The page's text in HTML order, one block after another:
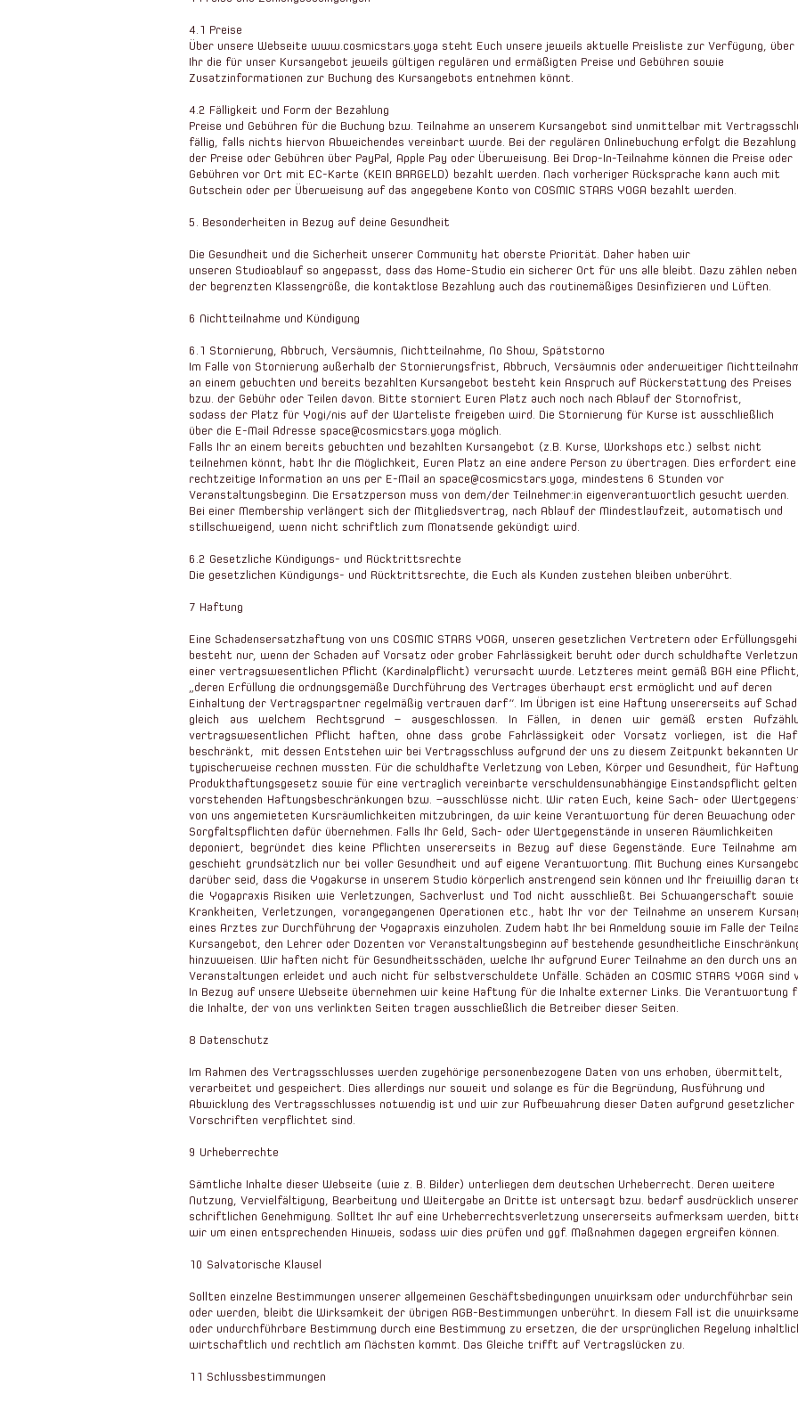
4.1 Preise
Über unsere Webseite www.cosmicstars.yoga steht Euch unsere jeweils aktuelle Preisliste zur Verfügung, über
Ihr die für unser Kursangebot jeweils gültigen regulären und ermäßigten Preise und Gebühren sowie
Zusatzinformationen zur Buchung des Kursangebots entnehmen könnt.
4.2 Fälligkeit und Form der Bezahlung
Preise und Gebühren für die Buchung bzw. Teilnahme an unserem Kursangebot sind unmittelbar mit
fällig, falls nichts hiervon Abweichendes vereinbart wurde. Bei der regulären Onlinebuchung erfolgt die Bezahlung
der Preise oder Gebühren über PayPal, Apple Pay oder Überweisung. Bei Drop-In-Teilnahme können die Preise oder
Gebühren vor Ort mit EC-Karte (KEIN BARGELD) bezahlt werden. Nach vorheriger Rücksprache kann auch mit
Gutschein oder per Überweisung auf das angegebene Konto von COSMIC STARS YOGA bezahlt werden.
5. Besonderheiten in Bezug auf deine Gesundheit
Die Gesundheit und die Sicherheit unserer Community hat oberste Priorität. Daher haben wir
unseren Studioablauf so angepasst, dass das Home-Studio ein sicherer Ort für uns alle bleibt. Dazu zählen neben
der begrenzten Klassengröße, die kontaktlose Bezahlung auch das routinemäßiges Desinfizieren und Lüften.
6 Nichtteilnahme und Kündigung
6.1 Stornierung, Abbruch, Versäumnis, Nichtteilnahme, No Show, Spätstorno
Im Falle von Stornierung außerhalb der Stornierungsfrist, Abbruch, Versäumnis oder anderweitiger
an einem gebuchten und bereits bezahlten Kursangebot besteht kein Anspruch auf Rückerstattung des Preises
bzw. der Gebühr oder Teilen davon. Bitte storniert Euren Platz auch noch nach Ablauf der Stornofrist,
sodass der Platz für Yogi/nis auf der Warteliste freigeben wird. Die Stornierung für Kurse ist ausschließlich
über die E-Mail Adresse space@cosmicstars.yoga möglich.
Falls Ihr an einem bereits gebuchten und bezahlten Kursangebot (z.B. Kurse, Workshops etc.) selbst nicht
teilnehmen könnt, habt Ihr die Möglichkeit, Euren Platz an eine andere Person zu übertragen. Dies erfordert eine
rechtzeitige Information an uns per E-Mail an space@cosmicstars.yoga, mindestens 6 Stunden vor
Veranstaltungsbeginn. Die Ersatzperson muss von dem/der Teilnehmer:in eigenverantwortlich gesucht werden.
Bei einer Membership verlängert sich der Mitgliedsvertrag, nach Ablauf der Mindestlaufzeit, automatisch und
stillschweigend, wenn nicht schriftlich zum Monatsende gekündigt wird.
6.2 Gesetzliche Kündigungs- und Rücktrittsrechte
Die gesetzlichen Kündigungs- und Rücktrittsrechte, die Euch als Kunden zustehen bleiben unberührt.
7 Haftung
Eine Schadensersatzhaftung von uns COSMIC STARS YOGA, unseren gesetzlichen Vertretern oder
besteht nur, wenn der Schaden auf Vorsatz oder grober Fahrlässigkeit beruht oder durch schuldhafte
einer vertragswesentlichen Pflicht (Kardinalpflicht) verursacht wurde. Letzteres meint gemäß BGH eine
„deren Erfüllung die ordnungsgemäße Durchführung des Vertrages überhaupt erst ermöglicht und auf deren
Einhaltung der Vertragspartner regelmäßig vertrauen darf“. Im Übrigen ist eine Haftung unsererseits auf
gleich aus welchem Rechtsgrund – ausgeschlossen. In Fällen, in denen wir gemäß ersten
vertragswesentlichen Pflicht haften, ohne dass grobe Fahrlässigkeit oder Vorsatz vorliegen, ist die
beschränkt, mit dessen Entstehen wir bei Vertragsschluss aufgrund der uns zu diesem Zeitpunkt bekannten
typischerweise rechnen mussten. Für die schuldhafte Verletzung von Leben, Körper und Gesundheit, für
Produkthaftungsgesetz sowie für eine vertraglich vereinbarte verschuldensunabhängige Einstandspflicht
vorstehenden Haftungsbeschränkungen bzw. –ausschlüsse nicht. Wir raten Euch, keine Sach- oder
von uns angemieteten Kursräumlichkeiten mitzubringen, da wir keine Verantwortung für deren Bewachung
Sorgfaltspflichten dafür übernehmen. Falls Ihr Geld, Sach- oder Wertgegenstände in unseren Räumlichkeiten
deponiert, begründet dies keine Pflichten unsererseits in Bezug auf diese Gegenstände. Eure Teilnahme
geschieht grundsätzlich nur bei voller Gesundheit und auf eigene Verantwortung. Mit Buchung eines
darüber seid, dass die Yogakurse in unserem Studio körperlich anstrengend sein können und Ihr freiwillig daran
die Yogapraxis Risiken wie Verletzungen, Sachverlust und Tod nicht ausschließt. Bei Schwangerschaft sowie
Krankheiten, Verletzungen, vorangegangenen Operationen etc., habt Ihr vor der Teilnahme an unserem
eines Arztes zur Durchführung der Yogapraxis einzuholen. Zudem habt Ihr bei Anmeldung sowie im Falle der
Kursangebot, den Lehrer oder Dozenten vor Veranstaltungsbeginn auf bestehende gesundheitliche
hinzuweisen. Wir haften nicht für Gesundheitsschäden, welche Ihr aufgrund Eurer Teilnahme an den durch uns
Veranstaltungen erleidet und auch nicht für selbstverschuldete Unfälle. Schäden an COSMIC STARS YOGA
In Bezug auf unsere Webseite übernehmen wir keine Haftung für die Inhalte externer Links. Die Verantwortung
die Inhalte, der von uns verlinkten Seiten tragen ausschließlich die Betreiber dieser Seiten.
8 Datenschutz
Im Rahmen des Vertragsschlusses werden zugehörige personenbezogene Daten von uns erhoben, übermittelt,
verarbeitet und gespeichert. Dies allerdings nur soweit und solange es für die Begründung, Ausführung und
Abwicklung des Vertragsschlusses notwendig ist und wir zur Aufbewahrung dieser Daten aufgrund gesetzlicher
Vorschriften verpflichtet sind.
9 Urheberrechte
Sämtliche Inhalte dieser Webseite (wie z. B. Bilder) unterliegen dem deutschen Urheberrecht. Deren weitere
Nutzung, Vervielfältigung, Bearbeitung und Weitergabe an Dritte ist untersagt bzw. bedarf ausdrücklich unserer
schriftlichen Genehmigung. Solltet Ihr auf eine Urheberrechtsverletzung unsererseits aufmerksam werden,
wir um einen entsprechenden Hinweis, sodass wir dies prüfen und ggf. Maßnahmen dagegen ergreifen können.
10 Salvatorische Klausel
Sollten einzelne Bestimmungen unserer allgemeinen Geschäftsbedingungen unwirksam oder undurchführbar sein
oder werden, bleibt die Wirksamkeit der übrigen AGB-Bestimmungen unberührt. In diesem Fall ist die unwirksame
oder undurchführbare Bestimmung durch eine Bestimmung zu ersetzen, die der ursprünglichen Regelung
wirtschaftlich und rechtlich am Nächsten kommt. Das Gleiche trifft auf Vertragslücken zu.
11 Schlussbestimmungen